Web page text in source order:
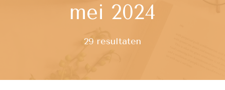
mei 2024
29 resultaten